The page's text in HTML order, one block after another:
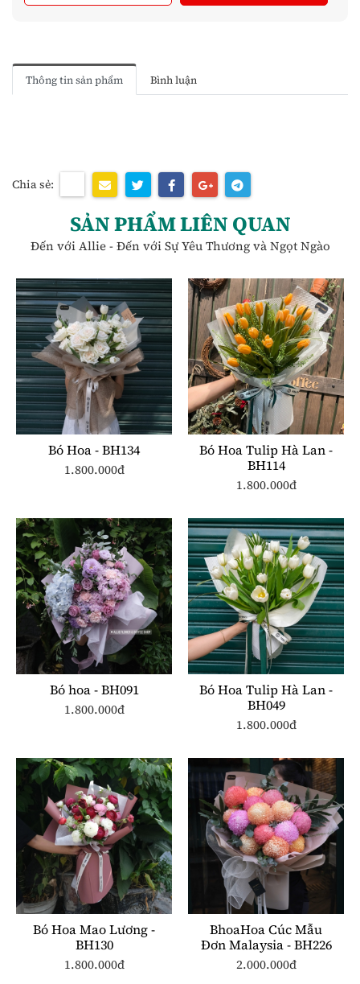
Thông tin sản phẩm Bình luận
Chia sẻ:
SẢN PHẨM LIÊN QUAN
Đến với Allie - Đến với Sự Yêu Thương và Ngọt Ngào
Bó Hoa - BH134
1.800.000đ
Bó Hoa Tulip Hà Lan -
BH114
1.800.000đ
Bó hoa - BH091
1.800.000đ
Bó Hoa Tulip Hà Lan -
BH049
1.800.000đ
Bó Hoa Mao Lương -
BH130
1.800.000đ
BhoaHoa Cúc Mẫu
Đơn Malaysia - BH226
2.000.000đ